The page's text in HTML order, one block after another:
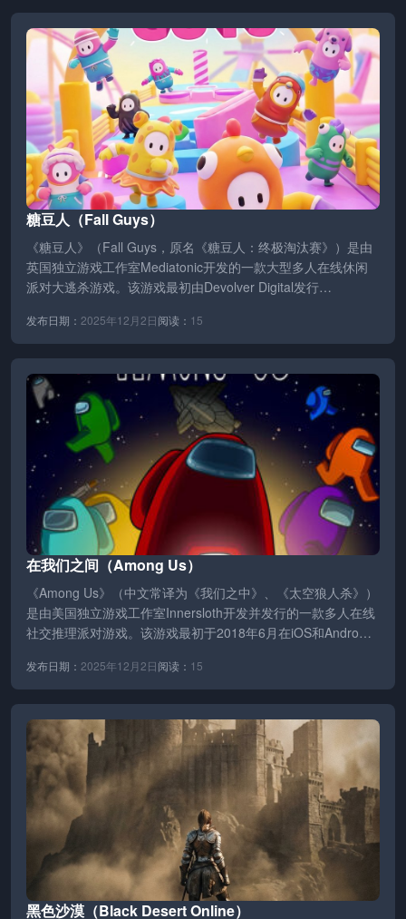
糖豆人（Fall Guys）
《糖豆人》（Fall Guys，原名《糖豆人：终极淘汰赛》）是由
英国独立游戏工作室Mediatonic开发的一款大型多人在线休闲
派对大逃杀游戏。该游戏最初由Devolver Digital发行…
发布日期： 2025年12月2日阅读： 15
在我们之间（Among Us）
《Among Us》（中文常译为《我们之中》、《太空狼人杀》）
是由美国独立游戏工作室Innersloth开发并发行的一款多人在线
社交推理派对游戏。该游戏最初于2018年6月在iOS和Andro…
发布日期： 2025年12月2日阅读： 15
黑色沙漠（Black Desert Online）